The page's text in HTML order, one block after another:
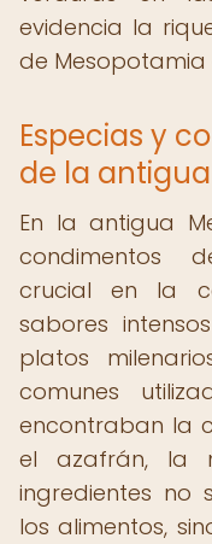
evidencia la
de
Especias y
de la
En la antigua
condimentos
crucial en la
sabores
platos
comunes
encontraban la
el azafrán, la
ingredientes no
los alimentos,